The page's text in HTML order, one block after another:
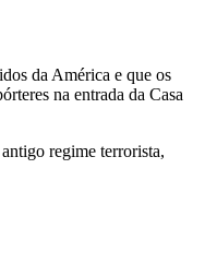
da América e que os
na entrada da Casa
regime terrorista,